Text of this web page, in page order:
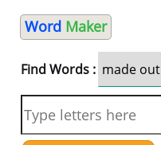
Word Maker
Find Words :